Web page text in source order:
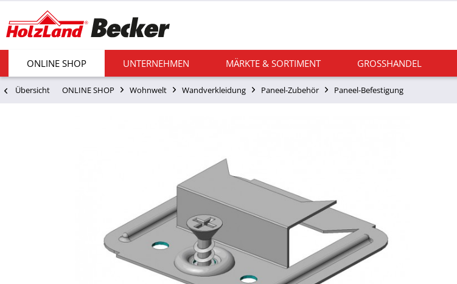
ONLINE SHOP UNTERNEHMEN MÄRKTE & SORTIMENT GROSSHANDEL
Übersicht ONLINE SHOP Wohnwelt Wandverkleidung Paneel-Zubehör Paneel-Befestigung